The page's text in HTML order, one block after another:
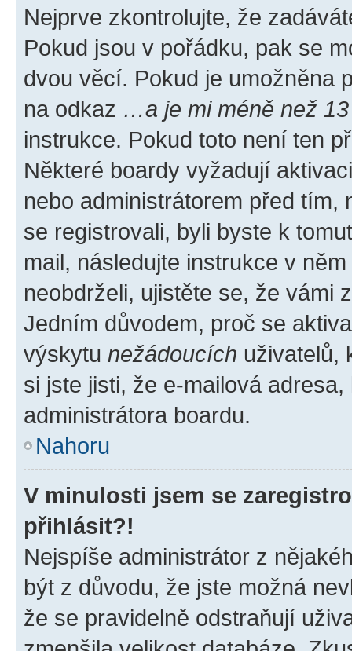
Nejprve zkontrolujte, že
Pokud jsou v pořádku, pak se
dvou věcí. Pokud je umožněna
na odkaz …a je mi méně než
instrukce. Pokud toto není ten
Některé boardy vyžadují
nebo administrátorem před tím,
se registrovali, byli byste k
mail, následujte instrukce v
neobdrželi, ujistěte se, že vámi
Jedním důvodem, proč se
výskytu nežádoucích uživatelů,
si jste jisti, že e-mailová
administrátora boardu.
Nahoru
V minulosti jsem se
přihlásit?!
Nejspíše administrátor z
být z důvodu, že jste možná
že se pravidelně odstraňují